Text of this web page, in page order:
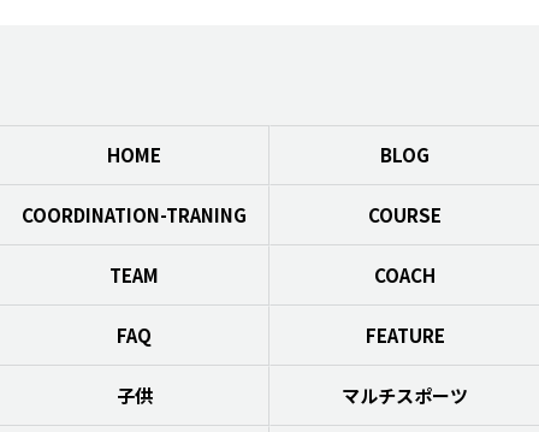
HOME BLOG
COORDINATION-TRANING COURSE
TEAM COACH
FAQ FEATURE
子供 マルチスポーツ